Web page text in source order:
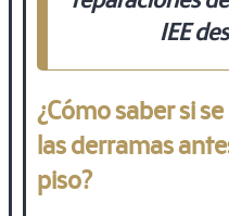
IEE
¿Cómo saber si
las derramas
piso?